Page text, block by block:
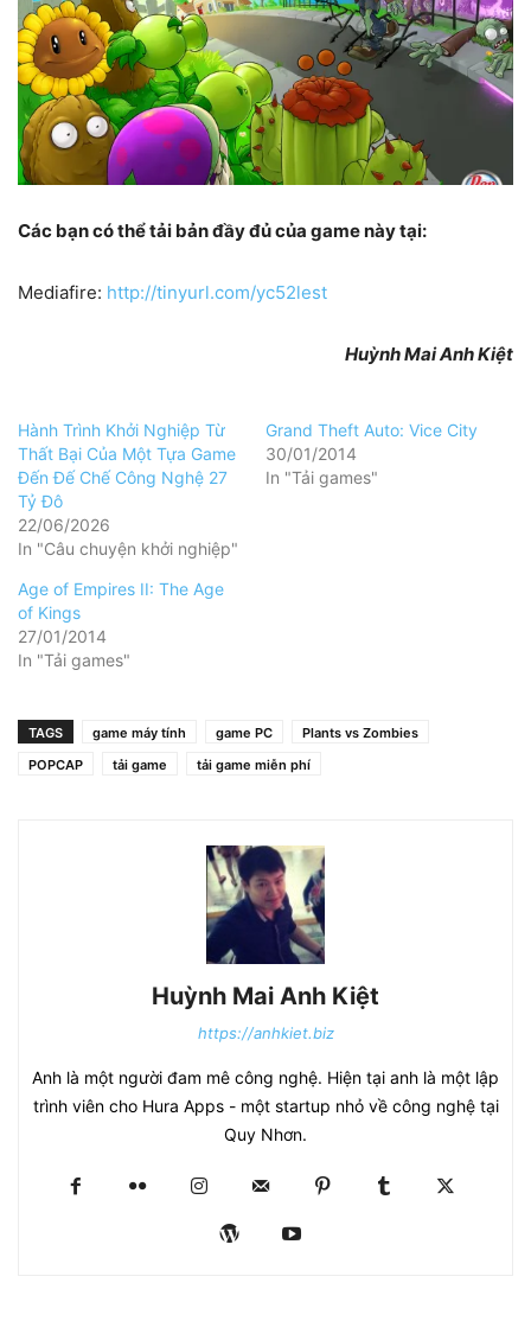
Các bạn có thể tải bản đầy đủ của game này tại:
Mediafire: http://tinyurl.com/yc52lest
Huỳnh Mai Anh Kiệt
Hành Trình Khởi Nghiệp Từ
Thất Bại Của Một Tựa Game
Đến Đế Chế Công Nghệ 27
Tỷ Đô
22/06/2026
In "Câu chuyện khởi nghiệp"
Grand Theft Auto: Vice City
30/01/2014
In "Tải games"
Age of Empires II: The Age
of Kings
27/01/2014
In "Tải games"
TAGS game máy tính game PC
Plants vs Zombies
POPCAP
tải game tải game miễn phí
Huỳnh Mai Anh Kiệt
https://anhkiet.biz
Anh là một người đam mê công nghệ. Hiện tại anh là một lập
trình viên cho Hura Apps - một startup nhỏ về công nghệ tại
Quy Nhơn.